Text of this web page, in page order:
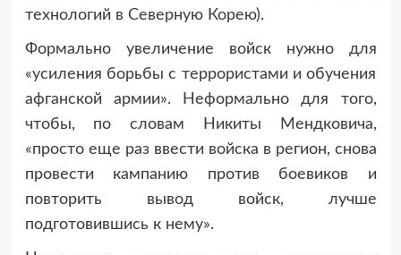
технологий в Северную Корею).
Формально увеличение войск нужно для
«усиления борьбы с террористами и обучения
афганской армии». Неформально для того,
чтобы, по словам Никиты Мендковича,
«просто еще раз ввести войска в регион, снова
провести кампанию против боевиков и
повторить вывод войск, лучше
подготовившись к нему».